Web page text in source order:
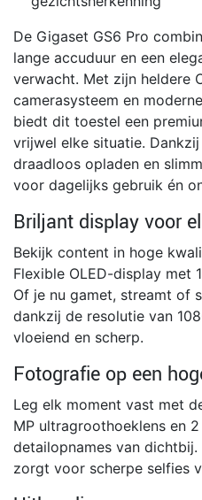
De Gigaset GS6 Pro
lange accuduur en een
verwacht. Met zijn heldere
camerasysteem en
biedt dit toestel een
vrijwel elke situatie.
draadloos opladen en
voor dagelijks gebruik én
Briljant display voor
Bekijk content in hoge
Flexible OLED-display met
Of je nu gamet, streamt of
dankzij de resolutie van
vloeiend en scherp.
Fotografie op een
Leg elk moment vast met
MP ultragroothoeklens en
detailopnames van
zorgt voor scherpe selfies